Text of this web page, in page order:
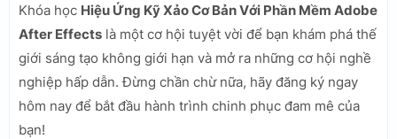
Khóa học Hiệu Ứng Kỹ Xảo Cơ Bản Với Phần Mềm Adobe
After Effects là một cơ hội tuyệt vời để bạn khám phá thế
giới sáng tạo không giới hạn và mở ra những cơ hội nghề
nghiệp hấp dẫn. Đừng chần chừ nữa, hãy đăng ký ngay
hôm nay để bắt đầu hành trình chinh phục đam mê của
bạn!